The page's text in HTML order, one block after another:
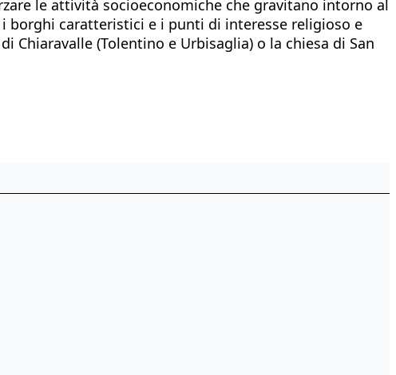
le attività socioeconomiche che gravitano intorno al
borghi caratteristici e i punti di interesse religioso e
Chiaravalle (Tolentino e Urbisaglia) o la chiesa di San